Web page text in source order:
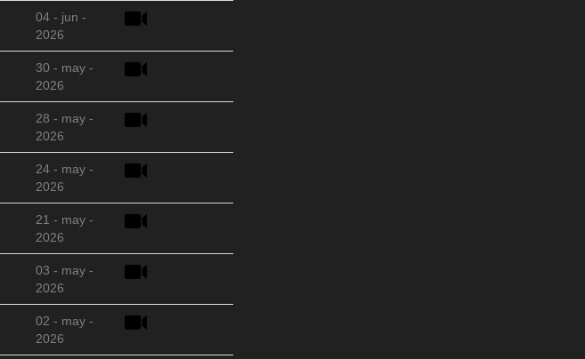
04 - jun -
2026
30 - may -
2026
28 - may -
2026
24 - may -
2026
21 - may -
2026
03 - may -
2026
02 - may -
2026